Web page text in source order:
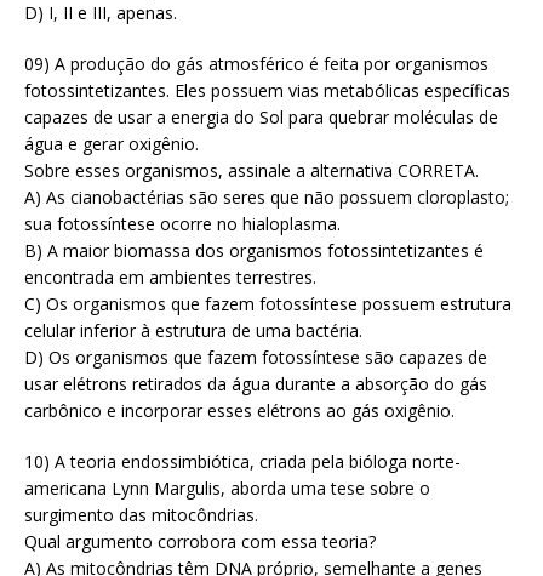
D) I, II e III, apenas.
09) A produção do gás atmosférico é feita por organismos
fotossintetizantes. Eles possuem vias metabólicas específicas
capazes de usar a energia do Sol para quebrar moléculas de
água e gerar oxigênio.
Sobre esses organismos, assinale a alternativa CORRETA.
A) As cianobactérias são seres que não possuem cloroplasto;
sua fotossíntese ocorre no hialoplasma.
B) A maior biomassa dos organismos fotossintetizantes é
encontrada em ambientes terrestres.
C) Os organismos que fazem fotossíntese possuem estrutura
celular inferior à estrutura de uma bactéria.
D) Os organismos que fazem fotossíntese são capazes de
usar elétrons retirados da água durante a absorção do gás
carbônico e incorporar esses elétrons ao gás oxigênio.
10) A teoria endossimbiótica, criada pela bióloga norte-
americana Lynn Margulis, aborda uma tese sobre o
surgimento das mitocôndrias.
Qual argumento corrobora com essa teoria?
A) As mitocôndrias têm DNA próprio, semelhante a genes